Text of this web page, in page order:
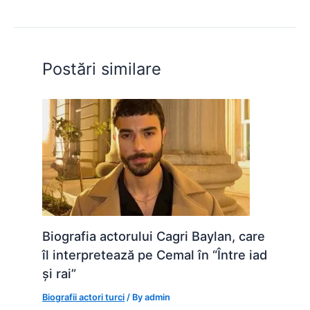
o
o
k
p
p
n
g
er
Postări similare
Biografia actorului Cagri Baylan, care
îl interpretează pe Cemal în “Între iad
și rai”
Biografii actori turci / Byadmin